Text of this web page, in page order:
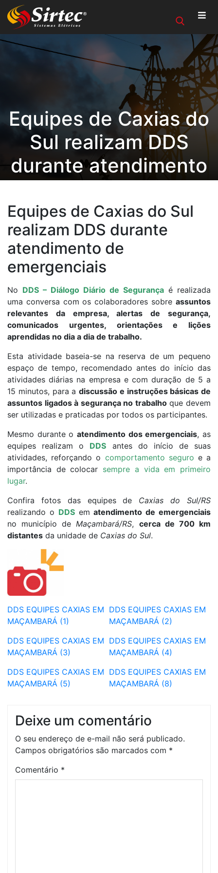
Equipes de Caxias do
Sul realizam DDS
durante atendimento
Equipes de Caxias do Sul
realizam DDS durante
atendimento de
emergenciais
No DDS – Diálogo Diário de Segurança é realizada
uma conversa com os colaboradores sobre assuntos
relevantes da empresa, alertas de segurança,
comunicados urgentes, orientações e lições
aprendidas no dia a dia de trabalho.
Esta atividade baseia-se na reserva de um pequeno
espaço de tempo, recomendado antes do início das
atividades diárias na empresa e com duração de 5 a
15 minutos, para a discussão e instruções básicas de
assuntos ligados à segurança no trabalhoque devem
ser utilizadas e praticadas por todos os participantes.
Mesmo durante o atendimento dos emergenciais, as
equipes realizam o DDS antes do início de suas
atividades, reforçando o comportamento seguro e a
importância de colocar sempre a vida em primeiro
lugar.
Confira fotos das equipes de Caxias do Sul/RS
realizando o DDSematendimento de emergenciais
no município de Maçambará/RS, cerca de 700 km
distantes da unidade de Caxias do Sul.
DDS EQUIPES CAXIAS EM
MAÇAMBARÁ (1)
DDS EQUIPES CAXIAS EM
MAÇAMBARÁ (2)
DDS EQUIPES CAXIAS EM
MAÇAMBARÁ (3)
DDS EQUIPES CAXIAS EM
MAÇAMBARÁ (4)
DDS EQUIPES CAXIAS EM
MAÇAMBARÁ (5)
DDS EQUIPES CAXIAS EM
MAÇAMBARÁ (8)
Deixe um comentário
O seu endereço de e-mail não será publicado.
Campos obrigatórios são marcados com *
Comentário *